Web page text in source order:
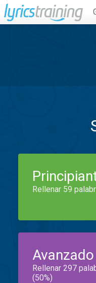
Rellenar 59
Avanzado
Rellenar 297
(50%)